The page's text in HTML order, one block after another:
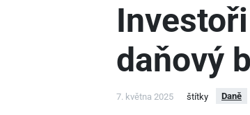
daňový
7. května 2025 štítky Daně